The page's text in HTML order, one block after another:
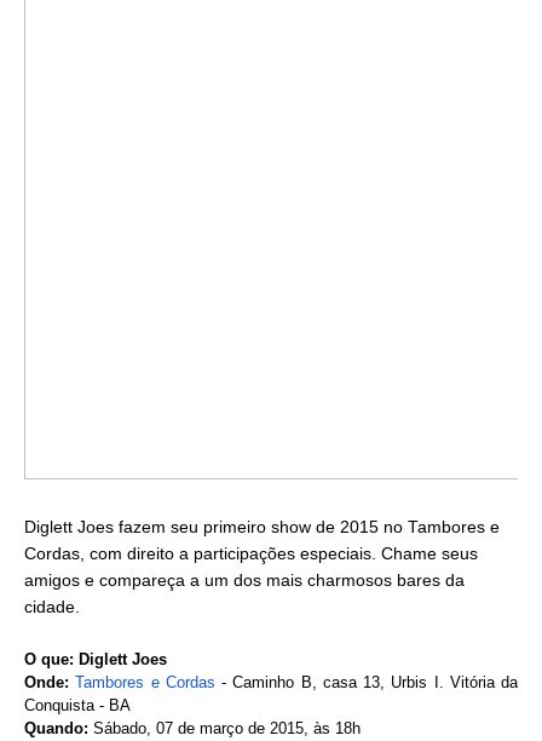
Diglett Joes fazem seu primeiro show de 2015 no Tambores e
Cordas, com direito a participações especiais. Chame seus
amigos e compareça a um dos mais charmosos bares da
cidade.
O que: Diglett Joes
Onde:Tambores e Cordas - Caminho B, casa 13, Urbis I. Vitória da
Conquista - BA
Quando: Sábado, 07 de março de 2015, às 18h